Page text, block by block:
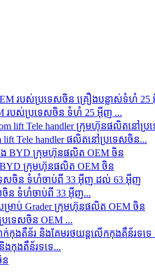
របស់ប្រទេសចិន ទំហំ 25 អ៊ីញ ...
Tele handler ផលិតនៅប្រទេសចិន...
BYD ក្រុមហ៊ុនផលិត OEM ចិន
ចិន ទំហំ​ចាប់ពី 33 អ៊ីញ...
ទេសចិន OEM ...
ងកុងតឺន័រទទេ...